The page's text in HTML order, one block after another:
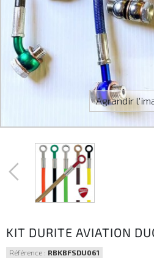
Agrandir
KIT DURITE AVIATION
Référence : RBKBFSDU061